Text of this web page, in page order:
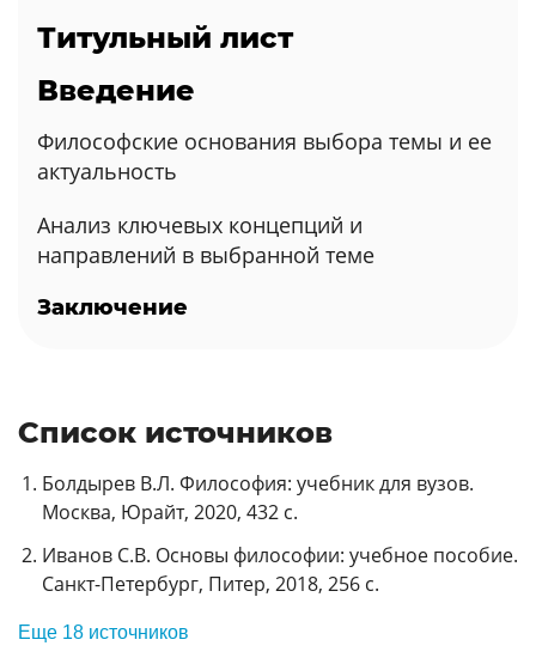
Титульный лист
Введение
Философские основания выбора темы и ее
актуальность
Анализ ключевых концепций и
направлений в выбранной теме
Заключение
Список источников
Болдырев В.Л. Философия: учебник для вузов.
Москва, Юрайт, 2020, 432 с.
Иванов С.В. Основы философии: учебное пособие.
Санкт-Петербург, Питер, 2018, 256 с.
Еще 18 источников